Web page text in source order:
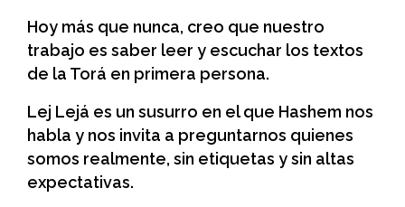
Hoy más que nunca, creo que nuestro
trabajo es saber leer y escuchar los textos
de la Torá en primera persona.
Lej Lejá es un susurro en el que Hashem nos
habla y nos invita a preguntarnos quienes
somos realmente, sin etiquetas y sin altas
expectativas.